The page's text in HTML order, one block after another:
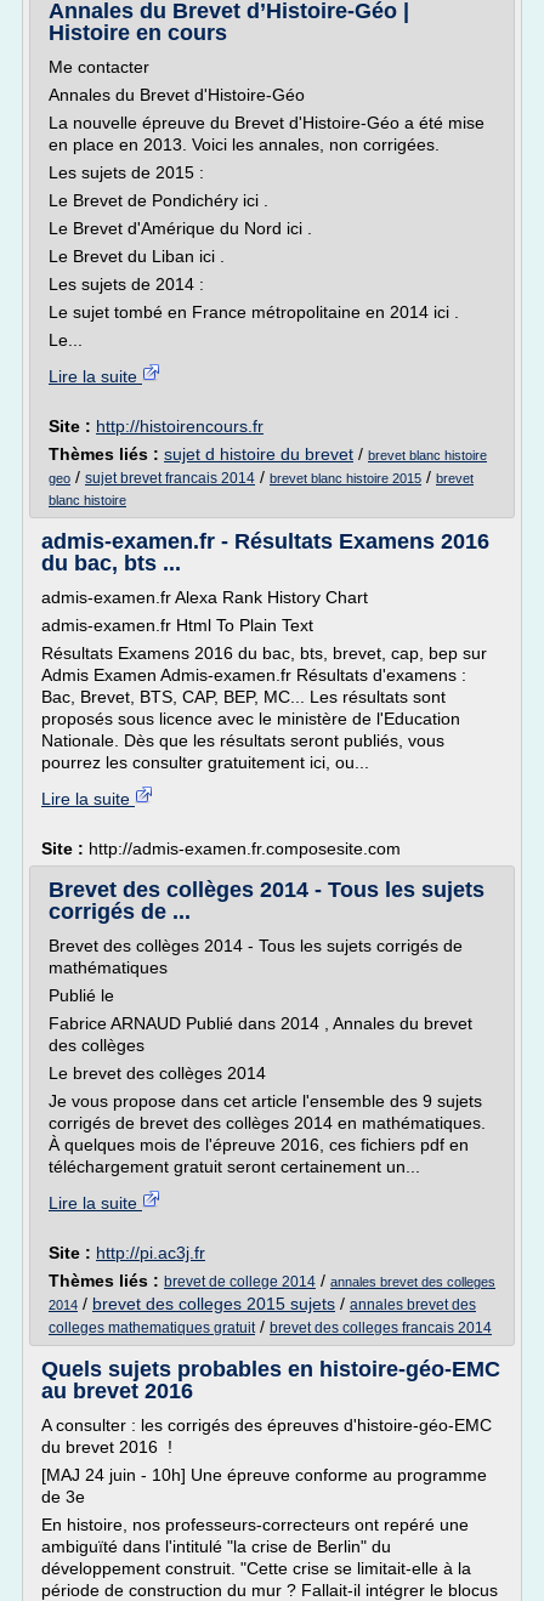
Annales du Brevet d’Histoire-Géo |
Histoire en cours
Me contacter
Annales du Brevet d'Histoire-Géo
La nouvelle épreuve du Brevet d'Histoire-Géo a été mise
en place en 2013. Voici les annales, non corrigées.
Les sujets de 2015 :
Le Brevet de Pondichéry ici .
Le Brevet d'Amérique du Nord ici .
Le Brevet du Liban ici .
Les sujets de 2014 :
Le sujet tombé en France métropolitaine en 2014 ici .
Le...
Lire la suite
Site : http://histoirencours.fr
Thèmes liés : sujet d histoire du brevet / brevet blanc histoire
geo / sujet brevet francais 2014 / brevet blanc histoire 2015 / brevet
blanc histoire
admis-examen.fr - Résultats Examens 2016
du bac, bts ...
admis-examen.fr Alexa Rank History Chart
admis-examen.fr Html To Plain Text
Résultats Examens 2016 du bac, bts, brevet, cap, bep sur
Admis Examen Admis-examen.fr Résultats d'examens :
Bac, Brevet, BTS, CAP, BEP, MC... Les résultats sont
proposés sous licence avec le ministère de l'Education
Nationale. Dès que les résultats seront publiés, vous
pourrez les consulter gratuitement ici, ou...
Lire la suite
Site : http://admis-examen.fr.composesite.com
Brevet des collèges 2014 - Tous les sujets
corrigés de ...
Brevet des collèges 2014 - Tous les sujets corrigés de
mathématiques
Publié le
Fabrice ARNAUD Publié dans 2014 , Annales du brevet
des collèges
Le brevet des collèges 2014
Je vous propose dans cet article l'ensemble des 9 sujets
corrigés de brevet des collèges 2014 en mathématiques.
À quelques mois de l'épreuve 2016, ces fichiers pdf en
téléchargement gratuit seront certainement un...
Lire la suite
Site : http://pi.ac3j.fr
Thèmes liés : brevet de college 2014 / annales brevet des colleges
2014 / brevet des colleges 2015 sujets / annales brevet des
colleges mathematiques gratuit/ brevet des colleges francais 2014
Quels sujets probables en histoire-géo-EMC
au brevet 2016
A consulter : les corrigés des épreuves d'histoire-géo-EMC
du brevet 2016 !
[MAJ 24 juin - 10h] Une épreuve conforme au programme
de 3e
En histoire, nos professeurs-correcteurs ont repéré une
ambiguïté dans l'intitulé "la crise de Berlin" du
développement construit. "Cette crise se limitait-elle à la
période de construction du mur ? Fallait-il intégrer le blocus